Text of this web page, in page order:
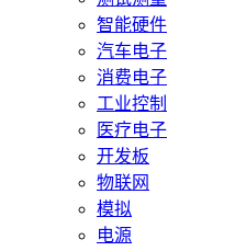
智能硬件
汽车电子
消费电子
工业控制
医疗电子
开发板
物联网
模拟
电源